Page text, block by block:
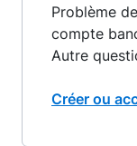
Problème
compte
Autre
Créer ou